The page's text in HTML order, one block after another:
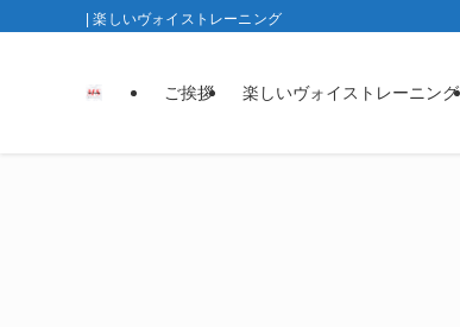
| 楽しいヴォイストレーニング
ご挨拶 楽しいヴォイストレーニング